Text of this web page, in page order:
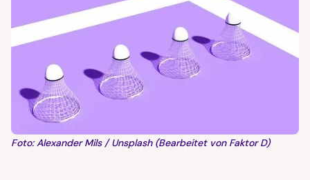
Foto: Alexander Mils / Unsplash (Bearbeitet von Faktor D)